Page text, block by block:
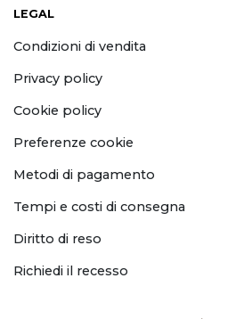
LEGAL
Condizioni di vendita
Privacy policy
Cookie policy
Preferenze cookie
Metodi di pagamento
Tempi e costi di consegna
Diritto di reso
Richiedi il recesso